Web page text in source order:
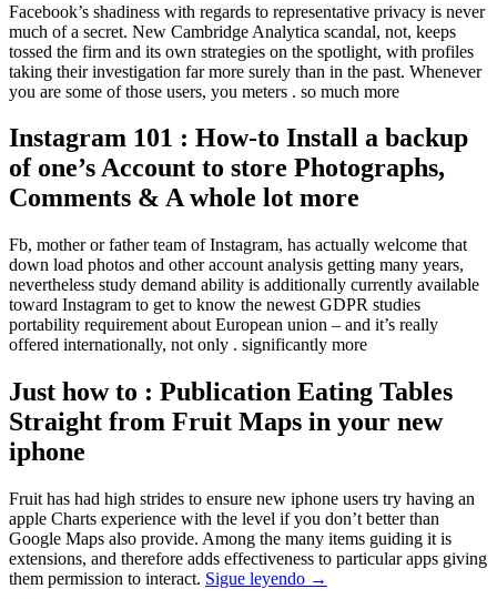
Facebook’s shadiness with regards to representative privacy is never
much of a secret. New Cambridge Analytica scandal, not, keeps
tossed the firm and its own strategies on the spotlight, with profiles
taking their investigation far more surely than in the past. Whenever
you are some of those users, you meters . so much more
Instagram 101 : How-to Install a backup
of one’s Account to store Photographs,
Comments & A whole lot more
Fb, mother or father team of Instagram, has actually welcome that
down load photos and other account analysis getting many years,
nevertheless study demand ability is additionally currently available
toward Instagram to get to know the newest GDPR studies
portability requirement about European union – and it’s really
offered internationally, not only . significantly more
Just how to : Publication Eating Tables
Straight from Fruit Maps in your new
iphone
Fruit has had high strides to ensure new iphone users try having an
apple Charts experience with the level if you don’t better than
Google Maps also provide. Among the many items guiding it is
extensions, and therefore adds effectiveness to particular apps giving
them permission to interact. Sigue leyendo →